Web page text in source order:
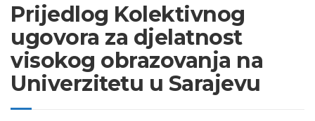
Prijedlog Kolektivnog
ugovora za djelatnost
visokog obrazovanja na
Univerzitetu u Sarajevu